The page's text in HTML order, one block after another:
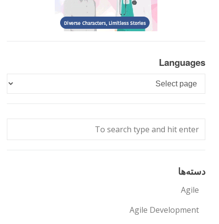
Languages
Languages
دسته‌ها
Agile
Agile Development